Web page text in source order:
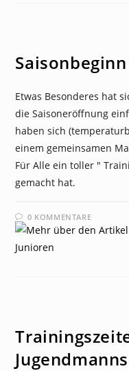
Etwas Besonderes hat
die Saisoneröffnung
haben sich
einem gemeinsamen
Für Alle ein toller "
gemacht hat.
0 KOMMENTARE